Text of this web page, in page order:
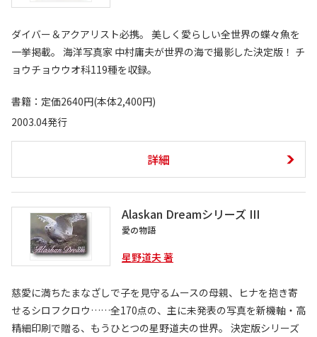
ダイバー＆アクアリスト必携。 美しく愛らしい全世界の蝶々魚を
一挙掲載。 海洋写真家 中村庸夫が世界の海で撮影した決定版！ チ
ョウチョウウオ科119種を収録。
書籍：定価2640円(本体2,400円)
2003.04発行
詳細
Alaskan Dreamシリーズ III
愛の物語
星野道夫 著
慈愛に満ちたまなざしで子を見守るムースの母親、ヒナを抱き寄
せるシロフクロウ……全170点の、主に未発表の写真を新機軸・高
精細印刷で贈る、もうひとつの星野道夫の世界。 決定版シリーズ